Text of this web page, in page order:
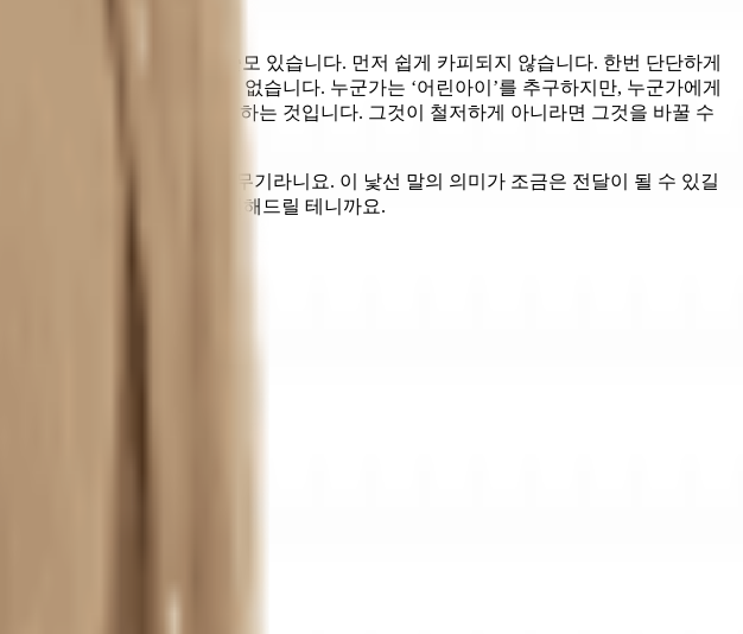
다. 이 무기는 여러모로 쓸모 있습니다. 먼저 쉽게 카피되지 않습니다. 한번 단단하게
하니까요. 철학에 정답은 없습니다. 누군가는 ‘어린아이’를 추구하지만, 누군가에게
내가 선택한 삶인지를 마주하는 것입니다. 그것이 철저하게 아니라면 그것을 바꿀 수
철학이 무기라니요. 이 낯선 말의 의미가 조금은 전달이 될 수 있길
서 쉬운 언어로 번역해서 전해드릴 테니까요.
다.